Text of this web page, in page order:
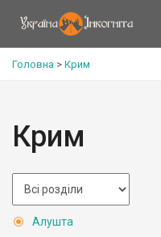
Головна > Крим
Крим
Алушта